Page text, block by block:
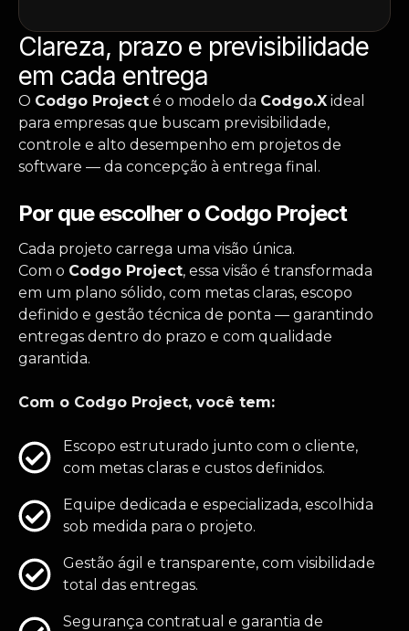
Clareza, prazo e previsibilidade
em cada entrega
O Codgo Project é o modelo da Codgo.X ideal
para empresas que buscam previsibilidade,
controle e alto desempenho em projetos de
software — da concepção à entrega final.
Por que escolher o Codgo Project
Cada projeto carrega uma visão única.
Com o Codgo Project, essa visão é transformada
em um plano sólido, com metas claras, escopo
definido e gestão técnica de ponta — garantindo
entregas dentro do prazo e com qualidade
garantida.
Com o Codgo Project, você tem:
Escopo estruturado junto com o cliente,
com metas claras e custos definidos.
Equipe dedicada e especializada, escolhida
sob medida para o projeto.
Gestão ágil e transparente, com visibilidade
total das entregas.
Segurança contratual e garantia de